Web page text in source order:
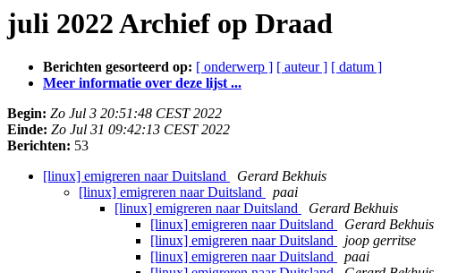
juli 2022 Archief op Draad
Berichten gesorteerd op: [ onderwerp ] [ auteur ] [ datum ]
Meer informatie over deze lijst ...
Begin: Zo Jul 3 20:51:48 CEST 2022
Einde: Zo Jul 31 09:42:13 CEST 2022
Berichten: 53
[linux] emigreren naar Duitsland
Gerard Bekhuis
[linux] emigreren naar Duitsland
paai
[linux] emigreren naar Duitsland
Gerard Bekhuis
[linux] emigreren naar Duitsland
Gerard Bekhuis
[linux] emigreren naar Duitsland
joop gerritse
[linux] emigreren naar Duitsland
paai